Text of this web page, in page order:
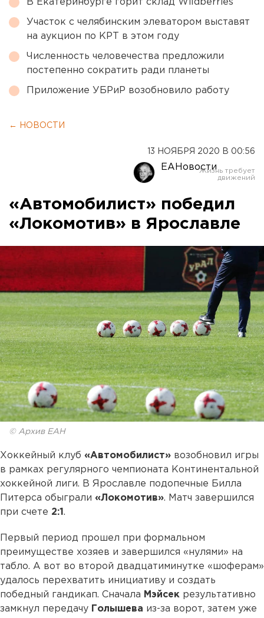
В Екатеринбурге горит склад Wildberries
Участок с челябинским элеватором выставят
на аукцион по КРТ в этом году
Численность человечества предложили
постепенно сократить ради планеты
Приложение УБРиР возобновило работу
← НОВОСТИ
13 НОЯБРЯ 2020 В 00:56
ЕАНовости
«Автомобилист» победил
«Локомотив» в Ярославле
© Архив ЕАН
Хоккейный клуб «Автомобилист» возобновил игры
в рамках регулярного чемпионата Континентальной
хоккейной лиги. В Ярославле подопечные Билла
Питерса обыграли «Локомотив». Матч завершился
при счете 2:1 .
Первый период прошел при формальном
преимуществе хозяев и завершился «нулями» на
табло. А вот во второй двадцатиминутке «шоферам»
удалось перехватить инициативу и создать
победный гандикап. Сначала Мэйсек результативно
замкнул передачу Голышева из-за ворот, затем уже